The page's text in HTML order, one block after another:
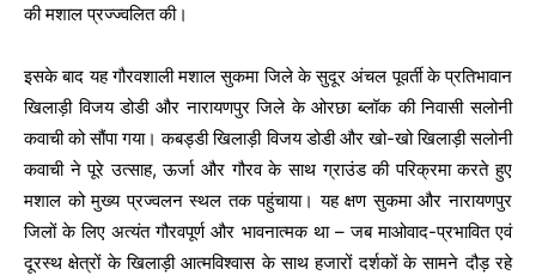
की मशाल प्रज्ज्वलित की।
इसके बाद यह गौरवशाली मशाल सुकमा जिले के सुदूर अंचल पूवर्ती के प्रतिभावान
खिलाड़ी विजय डोडी और नारायणपुर जिले के ओरछा ब्लॉक की निवासी सलोनी
कवाची को सौंपा गया। कबड्डी खिलाड़ी विजय डोडी और खो-खो खिलाड़ी सलोनी
कवाची ने पूरे उत्साह, ऊर्जा और गौरव के साथ ग्राउंड की परिक्रमा करते हुए
मशाल को मुख्य प्रज्वलन स्थल तक पहुंचाया। यह क्षण सुकमा और नारायणपुर
जिलों के लिए अत्यंत गौरवपूर्ण और भावनात्मक था – जब माओवाद-प्रभावित एवं
दूरस्थ क्षेत्रों के खिलाड़ी आत्मविश्वास के साथ हजारों दर्शकों के सामने दौड़ रहे